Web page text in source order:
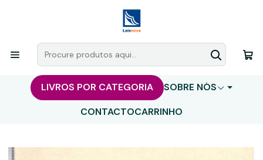
LIVROS POR CATEGORIA
SOBRE NÓS
CONTACTOCARRINHO